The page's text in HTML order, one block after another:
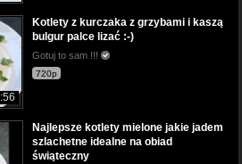
Kotlety z kurczaka z grzybami i kaszą
bulgur palce lizać :-)
Gotuj to sam !!!
720p
Najlepsze kotlety mielone jakie jadem
szlachetne idealne na obiad
świąteczny